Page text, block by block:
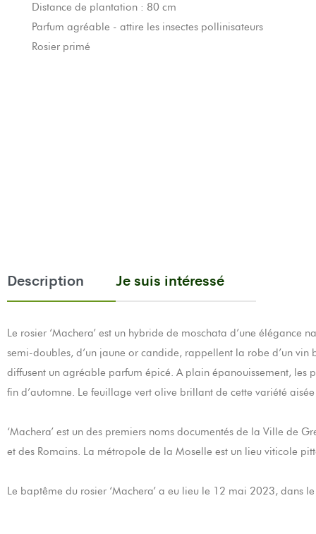
Distance de plantation : 80 cm
Parfum agréable - attire les insectes pollinisateurs
Rosier primé
Description Je suis intéressé
Le rosier ‘Machera’ est un hybride de moschata d’une élégance
semi-doubles, d’un jaune or candide, rappellent la robe d’un vin
diffusent un agréable parfum épicé. A plain épanouissement, les
fin d’automne. Le feuillage vert olive brillant de cette variété
‘Machera’ est un des premiers noms documentés de la Ville de
et des Romains. La métropole de la Moselle est un lieu viticole
Le baptême du rosier ‘Machera’ a eu lieu le 12 mai 2023, dans